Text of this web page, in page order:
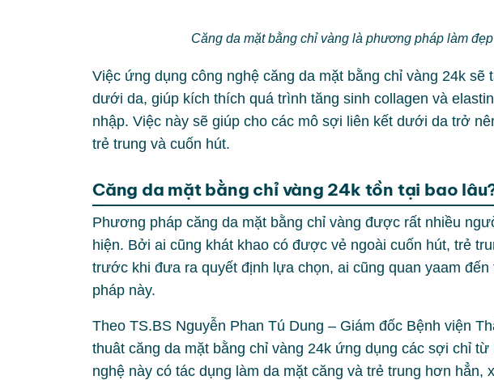
Căng da mặt bằng chỉ vàng là phương pháp làm
Việc ứng dụng công nghệ căng da mặt bằng chỉ vàng 24k
dưới da, giúp kích thích quá trình tăng sinh collagen và
nhập. Việc này sẽ giúp cho các mô sợi liên kết dưới da trở
trẻ trung và cuốn hút.
Căng da mặt bằng chỉ vàng 24k tồn tại bao
Phương pháp căng da mặt bằng chỉ vàng được rất nhiều
hiện. Bởi ai cũng khát khao có được vẻ ngoài cuốn hút, trẻ
trước khi đưa ra quyết định lựa chọn, ai cũng quan yaam
pháp này.
Theo TS.BS Nguyễn Phan Tú Dung – Giám đốc Bệnh viện
thuât căng da mặt bằng chỉ vàng 24k ứng dụng các sợi chỉ từ
nghệ này có tác dụng làm da mặt căng và trẻ trung hơn hẳn,